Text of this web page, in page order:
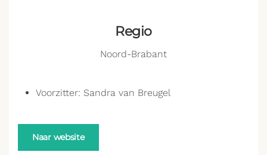
Regio
Noord-Brabant
Voorzitter: Sandra van Breugel
Naar website